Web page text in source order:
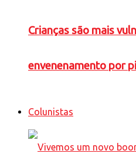
Crianças são mais
envenenamento por
Colunistas